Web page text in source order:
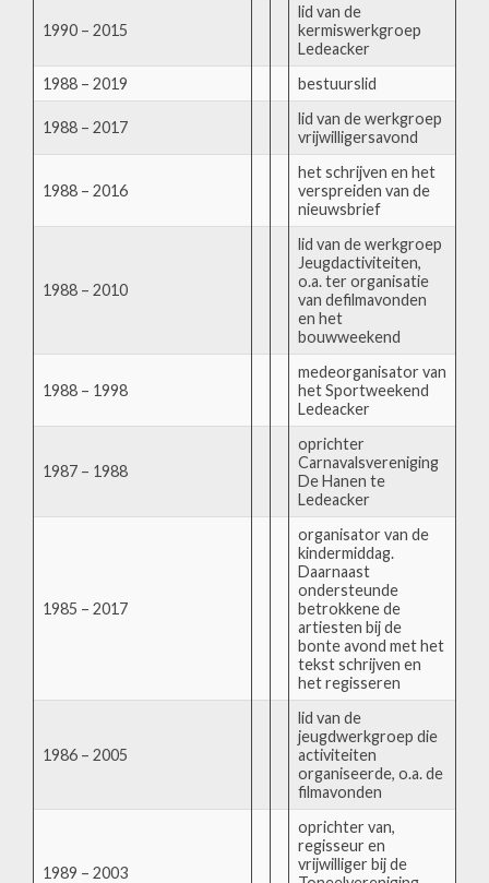
1990 – 2015
lid van de
kermiswerkgroep
Ledeacker
1988 – 2019
bestuurslid
1988 – 2017
lid van de werkgroep
vrijwilligersavond
1988 – 2016
het schrijven en het
verspreiden van de
nieuwsbrief
1988 – 2010
lid van de werkgroep
Jeugdactiviteiten,
o.a. ter organisatie
van defilmavonden
en het
bouwweekend
1988 – 1998
medeorganisator van
het Sportweekend
Ledeacker
1987 – 1988
oprichter
Carnavalsvereniging
De Hanen te
Ledeacker
1985 – 2017
organisator van de
kindermiddag.
Daarnaast
ondersteunde
betrokkene de
artiesten bij de
bonte avond met het
tekst schrijven en
het regisseren
1986 – 2005
lid van de
jeugdwerkgroep die
activiteiten
organiseerde, o.a. de
filmavonden
1989 – 2003
oprichter van,
regisseur en
vrijwilliger bij de